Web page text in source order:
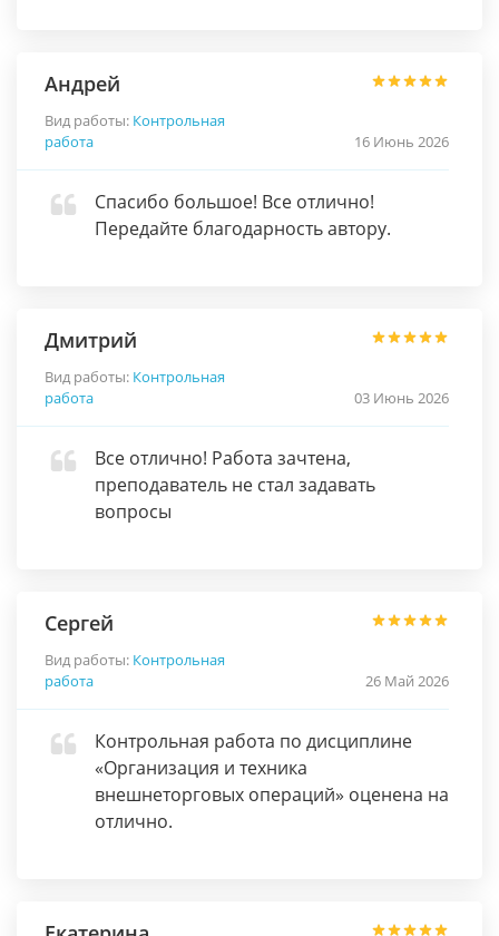
Андрей
Вид работы: Контрольная
работа
16 Июнь 2026
Спасибо большое! Все отлично!
Передайте благодарность автору.
Дмитрий
Вид работы: Контрольная
работа
03 Июнь 2026
Все отлично! Работа зачтена,
преподаватель не стал задавать
вопросы
Сергей
Вид работы: Контрольная
работа
26 Май 2026
Контрольная работа по дисциплине
«Организация и техника
внешнеторговых операций» оценена на
отлично.